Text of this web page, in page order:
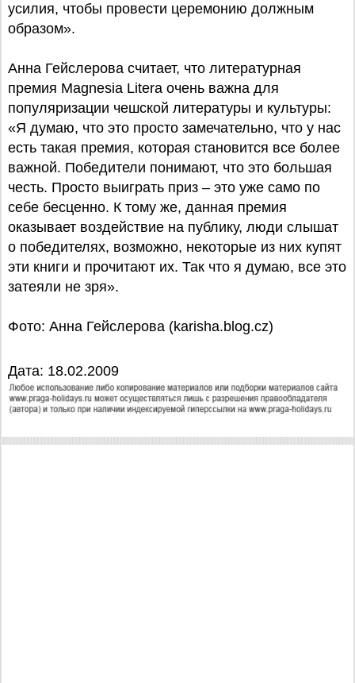
усилия, чтобы провести церемонию должным
образом».
Анна Гейслерова считает, что литературная
премия Magnesia Litera очень важна для
популяризации чешской литературы и культуры:
«Я думаю, что это просто замечательно, что у нас
есть такая премия, которая становится все более
важной. Победители понимают, что это большая
честь. Просто выиграть приз – это уже само по
себе бесценно. К тому же, данная премия
оказывает воздействие на публику, люди слышат
о победителях, возможно, некоторые из них купят
эти книги и прочитают их. Так что я думаю, все это
затеяли не зря».
Фото: Анна Гейслерова (karisha.blog.cz)
Дата: 18.02.2009